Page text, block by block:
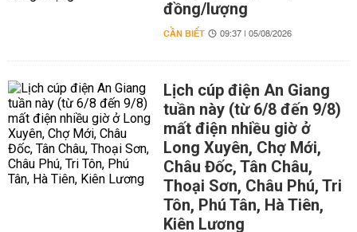
đồng/lượng
CẦN BIẾT 09:37 | 05/08/2026
Lịch cúp điện An Giang
tuần này (từ 6/8 đến 9/8)
mất điện nhiều giờ ở
Long Xuyên, Chợ Mới,
Châu Đốc, Tân Châu,
Thoại Sơn, Châu Phú, Tri
Tôn, Phú Tân, Hà Tiên,
Kiên Lương